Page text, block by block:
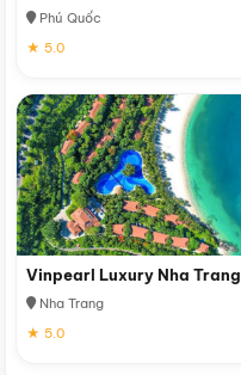
Phú Quốc
★ 5.0
Vinpearl Luxury Nha Trang
Nha Trang
★ 5.0